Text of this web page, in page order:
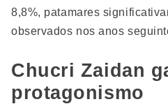
8,8%, patamares
observados nos anos
Chucri Zaidan
protagonismo